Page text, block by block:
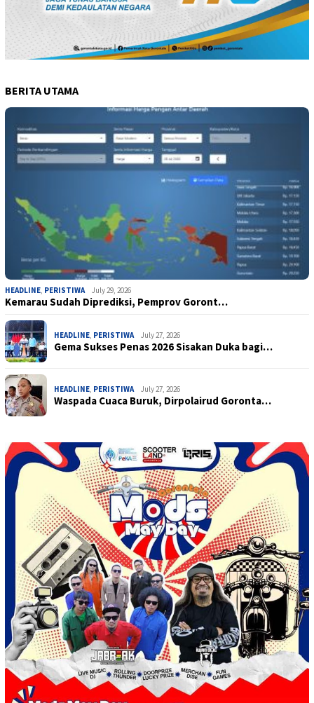
BERITA UTAMA
HEADLINE, PERISTIWA July 29, 2026
Kemarau Sudah Diprediksi, Pemprov Goront…
HEADLINE, PERISTIWA July 27, 2026
Gema Sukses Penas 2026 Sisakan Duka bagi…
HEADLINE, PERISTIWA July 27, 2026
Waspada Cuaca Buruk, Dirpolairud Goronta…